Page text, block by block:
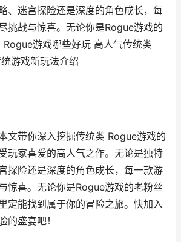
、迷宫探险还是深度的角色成长，每
挑战与惊喜。无论你是Rogue游戏的
游戏哪些好玩 高人气传统类
游戏新玩法介绍
文带你深入挖掘传统类 Rogue游戏的
玩家喜爱的高人气之作。无论是独特
探险还是深度的角色成长，每一款游
惊喜。无论你是Rogue游戏的老粉丝
定能找到属于你的冒险之旅。快加入
的盛宴吧！